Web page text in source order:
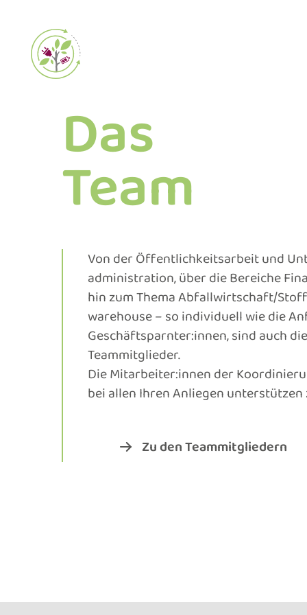
springen
Das
Team
Von der Öffentlich­keits­arbeit und
administration, über die Bereiche
hin zum Thema Abfall­wirtschaft/
warehouse – so individuell wie die
Geschäfts­parnter:innen, sind auch
Team­mitglieder.
Die Mitarbeiter:innen der
bei allen Ihren Anliegen unterstützen
Zu den Teammitgliedern